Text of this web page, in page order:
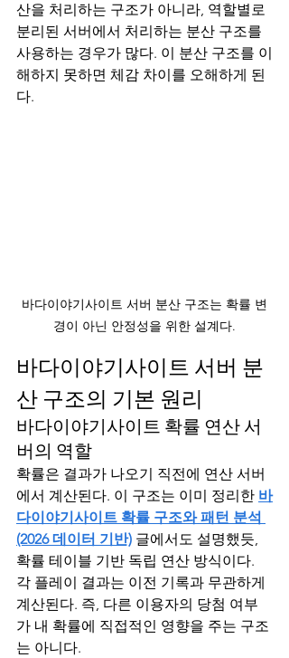
산을 처리하는 구조가 아니라, 역할별로
분리된 서버에서 처리하는 분산 구조를
사용하는 경우가 많다. 이 분산 구조를 이
해하지 못하면 체감 차이를 오해하게 된
다.
바다이야기사이트 서버 분산 구조는 확률 변
경이 아닌 안정성을 위한 설계다.
바다이야기사이트 서버 분
산 구조의 기본 원리
바다이야기사이트 확률 연산 서
버의 역할
확률은 결과가 나오기 직전에 연산 서버
에서 계산된다. 이 구조는 이미 정리한 바
다이야기사이트 확률 구조와 패턴 분석
(2026 데이터 기반) 글에서도 설명했듯,
확률 테이블 기반 독립 연산 방식이다.
각 플레이 결과는 이전 기록과 무관하게
계산된다. 즉, 다른 이용자의 당첨 여부
가 내 확률에 직접적인 영향을 주는 구조
는 아니다.